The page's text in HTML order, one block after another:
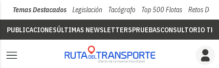
Temas Destacados Legislación Tacógrafo Top 500 Flotas Retos Del
PUBLICACIONESÚLTIMAS NEWSLETTERSPRUEBASCONSULTORIO